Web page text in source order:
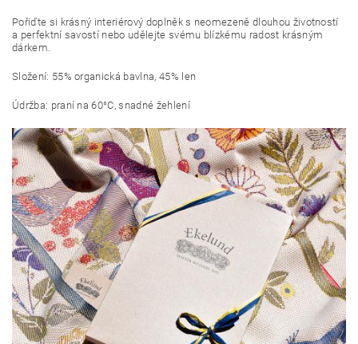
Pořiďte si krásný interiérový doplněk s neomezeně dlouhou životností
a perfektní savostí nebo udělejte svému blízkému radost krásným
dárkem.
Složení: 55% organická bavlna, 45% len
Údržba: praní na 60°C, snadné žehlení